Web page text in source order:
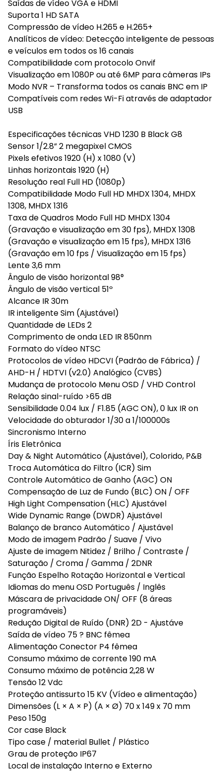
Saídas de vídeo VGA e HDMI
Suporta 1 HD SATA
Compressão de vídeo H.265 e H.265+
Analíticos de vídeo: Detecção inteligente de pessoas
e veículos em todos os 16 canais
Compatibilidade com protocolo Onvif
Visualização em 1080P ou até 6MP para câmeras IPs
Modo NVR – Transforma todos os canais BNC em IP
Compatíveis com redes Wi-Fi através de adaptador
USB
Especificações técnicas VHD 1230 B Black G8
Sensor 1/2.8” 2 megapixel CMOS
Pixels efetivos 1920 (H) x 1080 (V)
Linhas horizontais 1920 (H)
Resolução real Full HD (1080p)
Compatibilidade Modo Full HD MHDX 1304, MHDX
1308, MHDX 1316
Taxa de Quadros Modo Full HD MHDX 1304
(Gravação e visualização em 30 fps), MHDX 1308
(Gravação e visualização em 15 fps), MHDX 1316
(Gravação em 10 fps / Visualização em 15 fps)
Lente 3,6 mm
Ângulo de visão horizontal 98°
Ângulo de visão vertical 51º
Alcance IR 30m
IR inteligente Sim (Ajustável)
Quantidade de LEDs 2
Comprimento de onda LED IR 850nm
Formato do vídeo NTSC
Protocolos de vídeo HDCVI (Padrão de Fábrica) /
AHD-H / HDTVI (v2.0) Analógico (CVBS)
Mudança de protocolo Menu OSD / VHD Control
Relação sinal-ruído >65 dB
Sensibilidade 0.04 lux / F1.85 (AGC ON), 0 lux IR on
Velocidade do obturador 1/30 a 1/100000s
Sincronismo Interno
Íris Eletrônica
Day & Night Automático (Ajustável), Colorido, P&B
Troca Automática do Filtro (ICR) Sim
Controle Automático de Ganho (AGC) ON
Compensação de Luz de Fundo (BLC) ON / OFF
High Light Compensation (HLC) Ajustável
Wide Dynamic Range (DWDR) Ajustável
Balanço de branco Automático / Ajustável
Modo de imagem Padrão / Suave / Vivo
Ajuste de imagem Nitidez / Brilho / Contraste /
Saturação / Croma / Gamma / 2DNR
Função Espelho Rotação Horizontal e Vertical
Idiomas do menu OSD Português / Inglês
Máscara de privacidade ON/ OFF (8 áreas
programáveis)
Redução Digital de Ruído (DNR) 2D - Ajustáve
Saída de vídeo 75 ? BNC fêmea
Alimentação Conector P4 fêmea
Consumo máximo de corrente 190 mA
Consumo máximo de potência 2,28 W
Tensão 12 Vdc
Proteção antissurto 15 KV (Vídeo e alimentação)
Dimensões (L × A × P) (A × Ø) 70 x 149 x 70 mm
Peso 150g
Cor case Black
Tipo case / material Bullet / Plástico
Grau de proteção IP67
Local de instalação Interno e Externo